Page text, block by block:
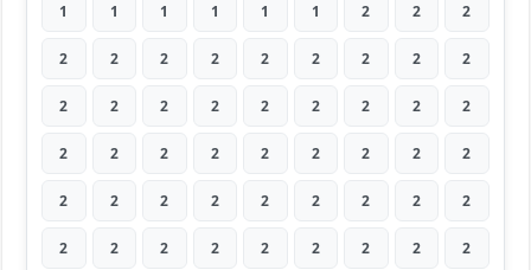
1 1 1 1 1 1 2 2 2
2 2 2 2 2 2 2 2 2
2 2 2 2 2 2 2 2 2
2 2 2 2 2 2 2 2 2
2 2 2 2 2 2 2 2 2
2 2 2 2 2 2 2 2 2